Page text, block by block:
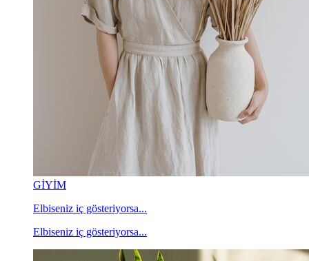
GİYİM
Elbiseniz iç gösteriyorsa...
Elbiseniz iç gösteriyorsa...